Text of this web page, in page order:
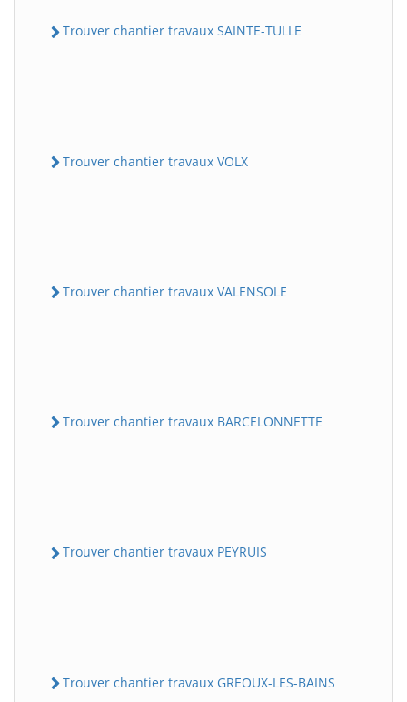
Trouver chantier travaux SAINTE-TULLE
Trouver chantier travaux VOLX
Trouver chantier travaux VALENSOLE
Trouver chantier travaux BARCELONNETTE
Trouver chantier travaux PEYRUIS
Trouver chantier travaux GREOUX-LES-BAINS